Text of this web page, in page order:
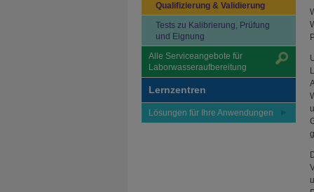
Qualifizierung & Validierung
Tests zu Kalibrierung, Prüfung
und Eignung
Alle Serviceangebote für
Laborwasseraufbereitung
Lernzentren
Lösungen für Ihre Anwendungen